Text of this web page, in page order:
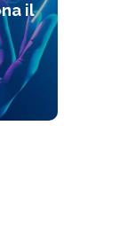
il